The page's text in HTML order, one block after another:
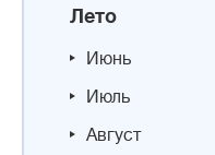
Лето
Июнь
Июль
Август